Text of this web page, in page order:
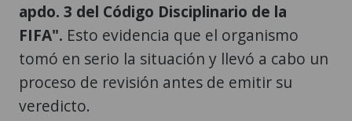
apdo. 3 del Código Disciplinario de la
FIFA". Esto evidencia que el organismo
tomó en serio la situación y llevó a cabo un
proceso de revisión antes de emitir su
veredicto.